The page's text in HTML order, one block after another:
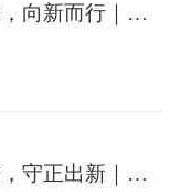
以质为擎，向新而行｜中安科子公司常州明景荣膺“高质量发展创新奖”
知难且进，守正出新｜中安科股份2024年度经营管理总结与2025年度规划会议圆满举行